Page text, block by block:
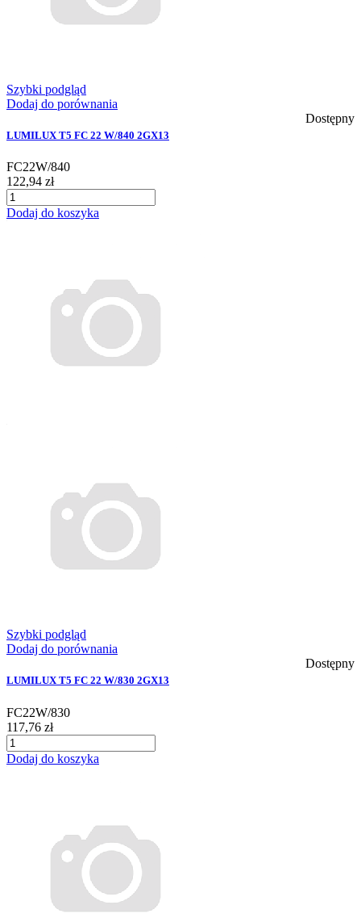
Szybki podgląd
Dodaj do porównania
Dostępny
LUMILUX T5 FC 22 W/840 2GX13
FC22W/840
122,94 zł
Dodaj do koszyka
Szybki podgląd
Dodaj do porównania
Dostępny
LUMILUX T5 FC 22 W/830 2GX13
FC22W/830
117,76 zł
Dodaj do koszyka